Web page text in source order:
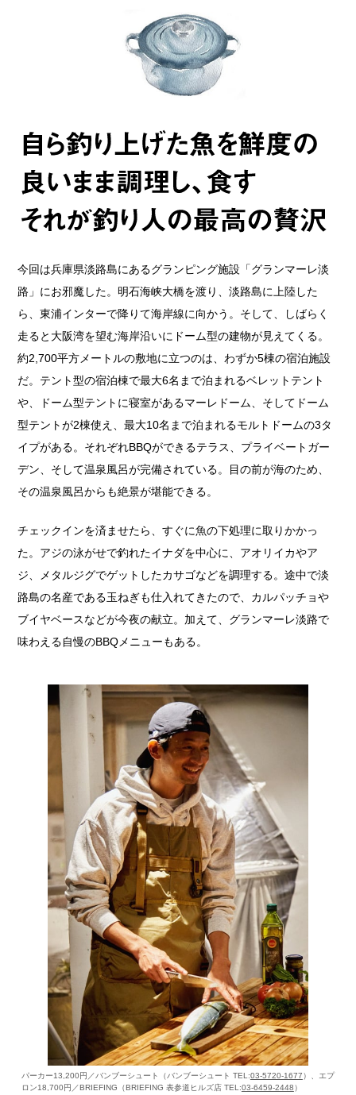
今回は兵庫県淡路島にあるグランピング施設「グランマーレ淡
路」にお邪魔した。明石海峡大橋を渡り、淡路島に上陸した
ら、東浦インターで降りて海岸線に向かう。そして、しばらく
走ると大阪湾を望む海岸沿いにドーム型の建物が見えてくる。
約2,700平方メートルの敷地に立つのは、わずか5棟の宿泊施設
だ。テント型の宿泊棟で最大6名まで泊まれるベレットテント
や、ドーム型テントに寝室があるマーレドーム、そしてドーム
型テントが2棟使え、最大10名まで泊まれるモルトドームの3タ
イプがある。それぞれBBQができるテラス、プライベートガー
デン、そして温泉風呂が完備されている。目の前が海のため、
その温泉風呂からも絶景が堪能できる。
チェックインを済ませたら、すぐに魚の下処理に取りかかっ
た。アジの泳がせで釣れたイナダを中心に、アオリイカやア
ジ、メタルジグでゲットしたカサゴなどを調理する。途中で淡
路島の名産である玉ねぎも仕入れてきたので、カルパッチョや
ブイヤベースなどが今夜の献立。加えて、グランマーレ淡路で
味わえる自慢のBBQメニューもある。
パーカー13,200円／バンブーシュート（バンブーシュート TEL:03-5720-1677）、エプ
ロン18,700円／BRIEFING（BRIEFING 表参道ヒルズ店 TEL:03-6459-2448）